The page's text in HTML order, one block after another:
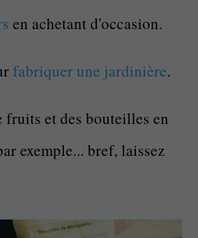
en achetant d'occasion.
fabriquer une jardinière.
fruits et des bouteilles en
exemple... bref, laissez